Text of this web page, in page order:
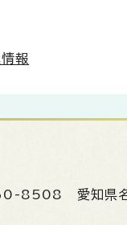
報
8508 愛知県